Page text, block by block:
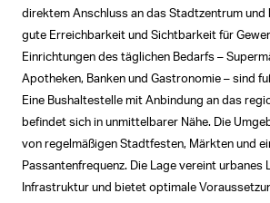
direktem Anschluss an das Stadtzentrum
gute Erreichbarkeit und Sichtbarkeit für
Einrichtungen des täglichen Bedarfs –
Apotheken, Banken und Gastronomie – sind
Eine Bushaltestelle mit Anbindung an das
befindet sich in unmittelbarer Nähe. Die
von regelmäßigen Stadtfesten, Märkten und
Passantenfrequenz. Die Lage vereint urbanes
Infrastruktur und bietet optimale